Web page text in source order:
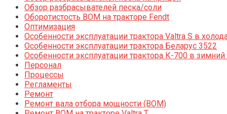
Обзор разбрасывателей песка/соли
Оборотистость ВОМ на тракторе Fendt
Оптимизация
Особенности эксплуатации трактора Valtra S в
Особенности эксплуатации трактора Беларус 3522
Особенности эксплуатации трактора К-700 в
Персонал
Процессы
Регламенты
Ремонт
Ремонт вала отбора мощности (ВОМ)